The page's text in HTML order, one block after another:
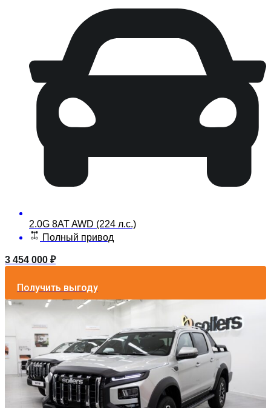
2.0G 8AT AWD (224 л.с.)
Полный привод
3 454 000 ₽
Получить выгоду